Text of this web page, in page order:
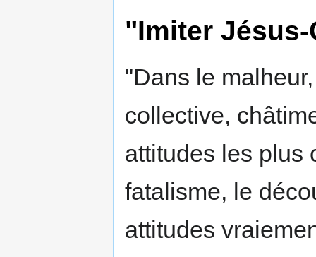
"Imiter
"Dans le
collective,
attitudes les plus
fatalisme, le
attitudes